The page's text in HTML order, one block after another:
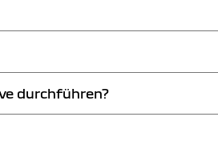
nach Ihren Wünschen durch
Hauptseite zu erstellen.
des Neuen Media Displays und des
Sie die entsprechende Aufforderung
durchführen?